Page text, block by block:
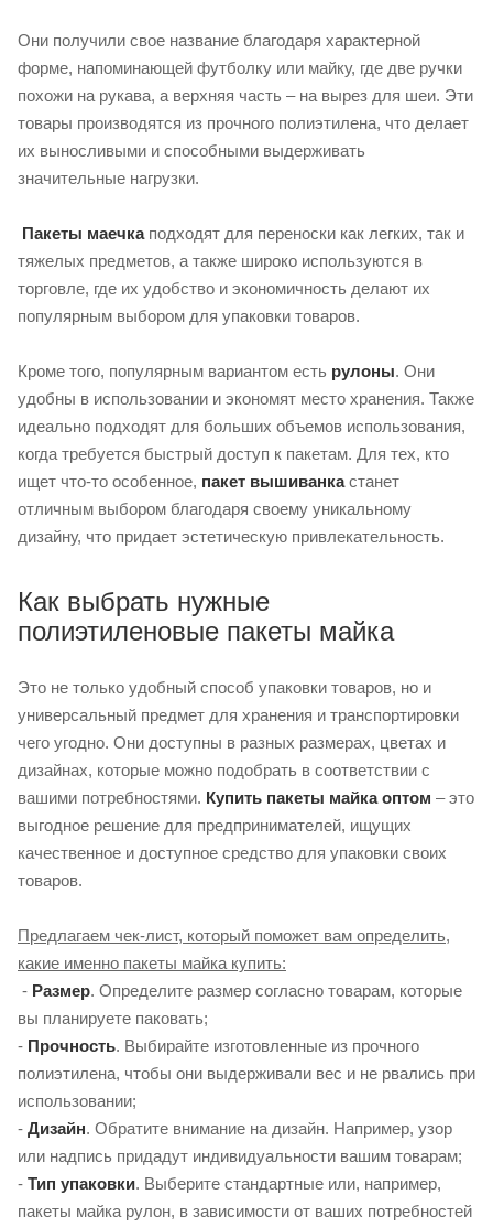
Они получили свое название благодаря характерной
форме, напоминающей футболку или майку, где две ручки
похожи на рукава, а верхняя часть – на вырез для шеи. Эти
товары производятся из прочного полиэтилена, что делает
их выносливыми и способными выдерживать
значительные нагрузки.
Пакеты маечкаподходят для переноски как легких, так и
тяжелых предметов, а также широко используются в
торговле, где их удобство и экономичность делают их
популярным выбором для упаковки товаров.
Кроме того, популярным вариантом есть рулоны. Они
удобны в использовании и экономят место хранения. Также
идеально подходят для больших объемов использования,
когда требуется быстрый доступ к пакетам. Для тех, кто
ищет что-то особенное, пакет вышиванкастанет
отличным выбором благодаря своему уникальному
дизайну, что придает эстетическую привлекательность.
Как выбрать нужные
полиэтиленовые пакеты майка
Это не только удобный способ упаковки товаров, но и
универсальный предмет для хранения и транспортировки
чего угодно. Они доступны в разных размерах, цветах и ​​
дизайнах, которые можно подобрать в соответствии с
вашими потребностями. Купить пакеты майка оптом – это
выгодное решение для предпринимателей, ищущих
качественное и доступное средство для упаковки своих
товаров.
Предлагаем чек-лист, который поможет вам определить,
какие именно пакеты майка купить:
- Размер. Определите размер согласно товарам, которые
вы планируете паковать;
- Прочность. Выбирайте изготовленные из прочного
полиэтилена, чтобы они выдерживали вес и не рвались при
использовании;
- Дизайн. Обратите внимание на дизайн. Например, узор
или надпись придадут индивидуальности вашим товарам;
- Тип упаковки. Выберите стандартные или, например,
пакеты майка рулон, в зависимости от ваших потребностей